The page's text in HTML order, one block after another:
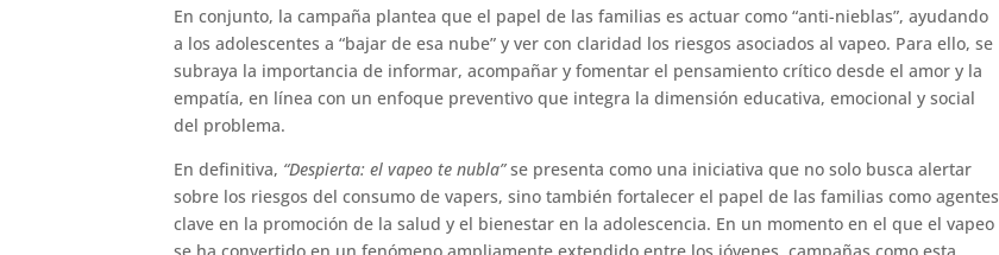
En conjunto, la campaña plantea que el papel de las familias es actuar como “anti-nieblas”, ayudando
a los adolescentes a “bajar de esa nube” y ver con claridad los riesgos asociados al vapeo. Para ello, se
subraya la importancia de informar, acompañar y fomentar el pensamiento crítico desde el amor y la
empatía, en línea con un enfoque preventivo que integra la dimensión educativa, emocional y social
del problema.
En definitiva, “Despierta: el vapeo te nubla”se presenta como una iniciativa que no solo busca alertar
sobre los riesgos del consumo de vapers, sino también fortalecer el papel de las familias como agentes
clave en la promoción de la salud y el bienestar en la adolescencia. En un momento en el que el vapeo